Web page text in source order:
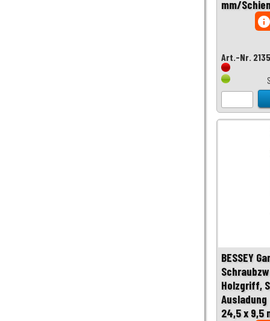
mm/
Art.-Nr.
BESSEY
Holzgriff,
24,5 x 9,5